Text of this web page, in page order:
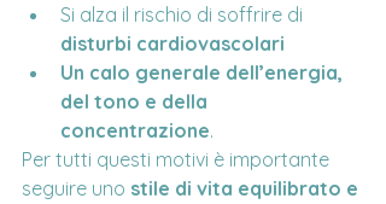
Si alza il rischio di soffrire di
disturbi cardiovascolari
Un calo generale dell’energia,
del tono e della
concentrazione.
Per tutti questi motivi è importante
seguire uno stile di vita equilibrato e